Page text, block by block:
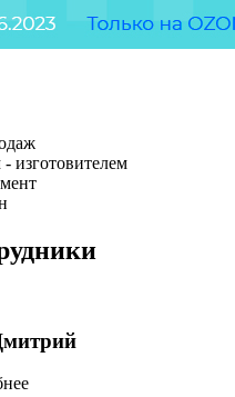
изготовителем